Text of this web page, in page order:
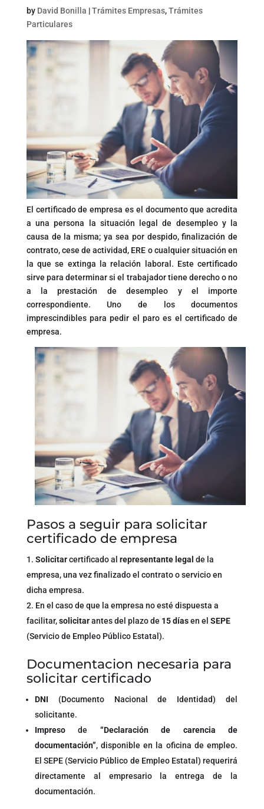
by David Bonilla |Trámites Empresas,Trámites
Particulares
El certificado de empresa es el documento que acredita
a una persona la situación legal de desempleo y la
causa de la misma; ya sea por despido, finalización de
contrato, cese de actividad, ERE o cualquier situación en
la que se extinga la relación laboral. Este certificado
sirve para determinar si el trabajador tiene derecho o no
a la prestación de desempleo y el importe
correspondiente. Uno de los documentos
imprescindibles para pedir el paro es el certificado de
empresa.
Pasos a seguir para solicitar
certificado de empresa
Solicitarcertificado al representante legal de la
empresa, una vez finalizado el contrato o servicio en
dicha empresa.
En el caso de que la empresa no esté dispuesta a
facilitar,solicitarantes del plazo de 15 díasen el SEPE
(Servicio de Empleo Público Estatal).
Documentacion necesaria para
solicitar certificado
DNI (Documento Nacional de Identidad) del
solicitante.
Impresode “Declaración de carencia de
documentación”, disponible en la oficina de empleo.
El SEPE (Servicio Público de Empleo Estatal) requerirá
directamente al empresario la entrega de la
documentación.